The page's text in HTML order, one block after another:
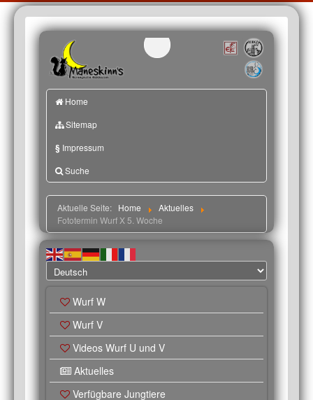
Home
Sitemap
§ Impressum
Suche
Aktuelle Seite: Home
Aktuelles
Fototermin Wurf X 5. Woche
Wurf W
Wurf V
Videos Wurf U und V
Aktuelles
Verfügbare Jungtiere